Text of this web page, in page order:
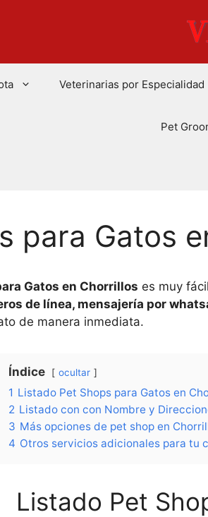
Veterinarias por Especialidad
Pet
para Gatos
Gatos en Chorrillos es muy
de línea, mensajería por
de manera inmediata.
Índice ocultar
1 Listado Pet Shops para Gatos en
2 Listado con con Nombre y
3 Más opciones de pet shop en
4 Otros servicios adicionales para tu
Listado Pet